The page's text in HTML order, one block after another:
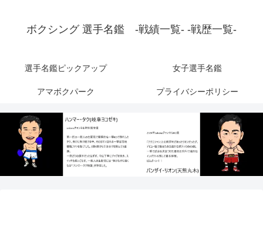
ボクシング 選手名鑑 -戦績一覧- -戦歴一覧-
選手名鑑ピックアップ 女子選手名鑑
アマボクパーク プライバシーポリシー